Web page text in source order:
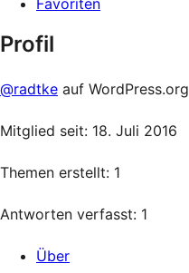
Favoriten
Profil
@radtke auf WordPress.org
Mitglied seit: 18. Juli 2016
Themen erstellt: 1
Antworten verfasst: 1
Über